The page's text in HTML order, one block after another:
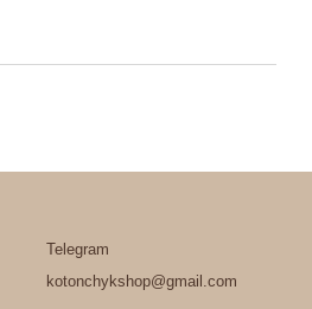
Telegram
kotonchykshop@gmail.com